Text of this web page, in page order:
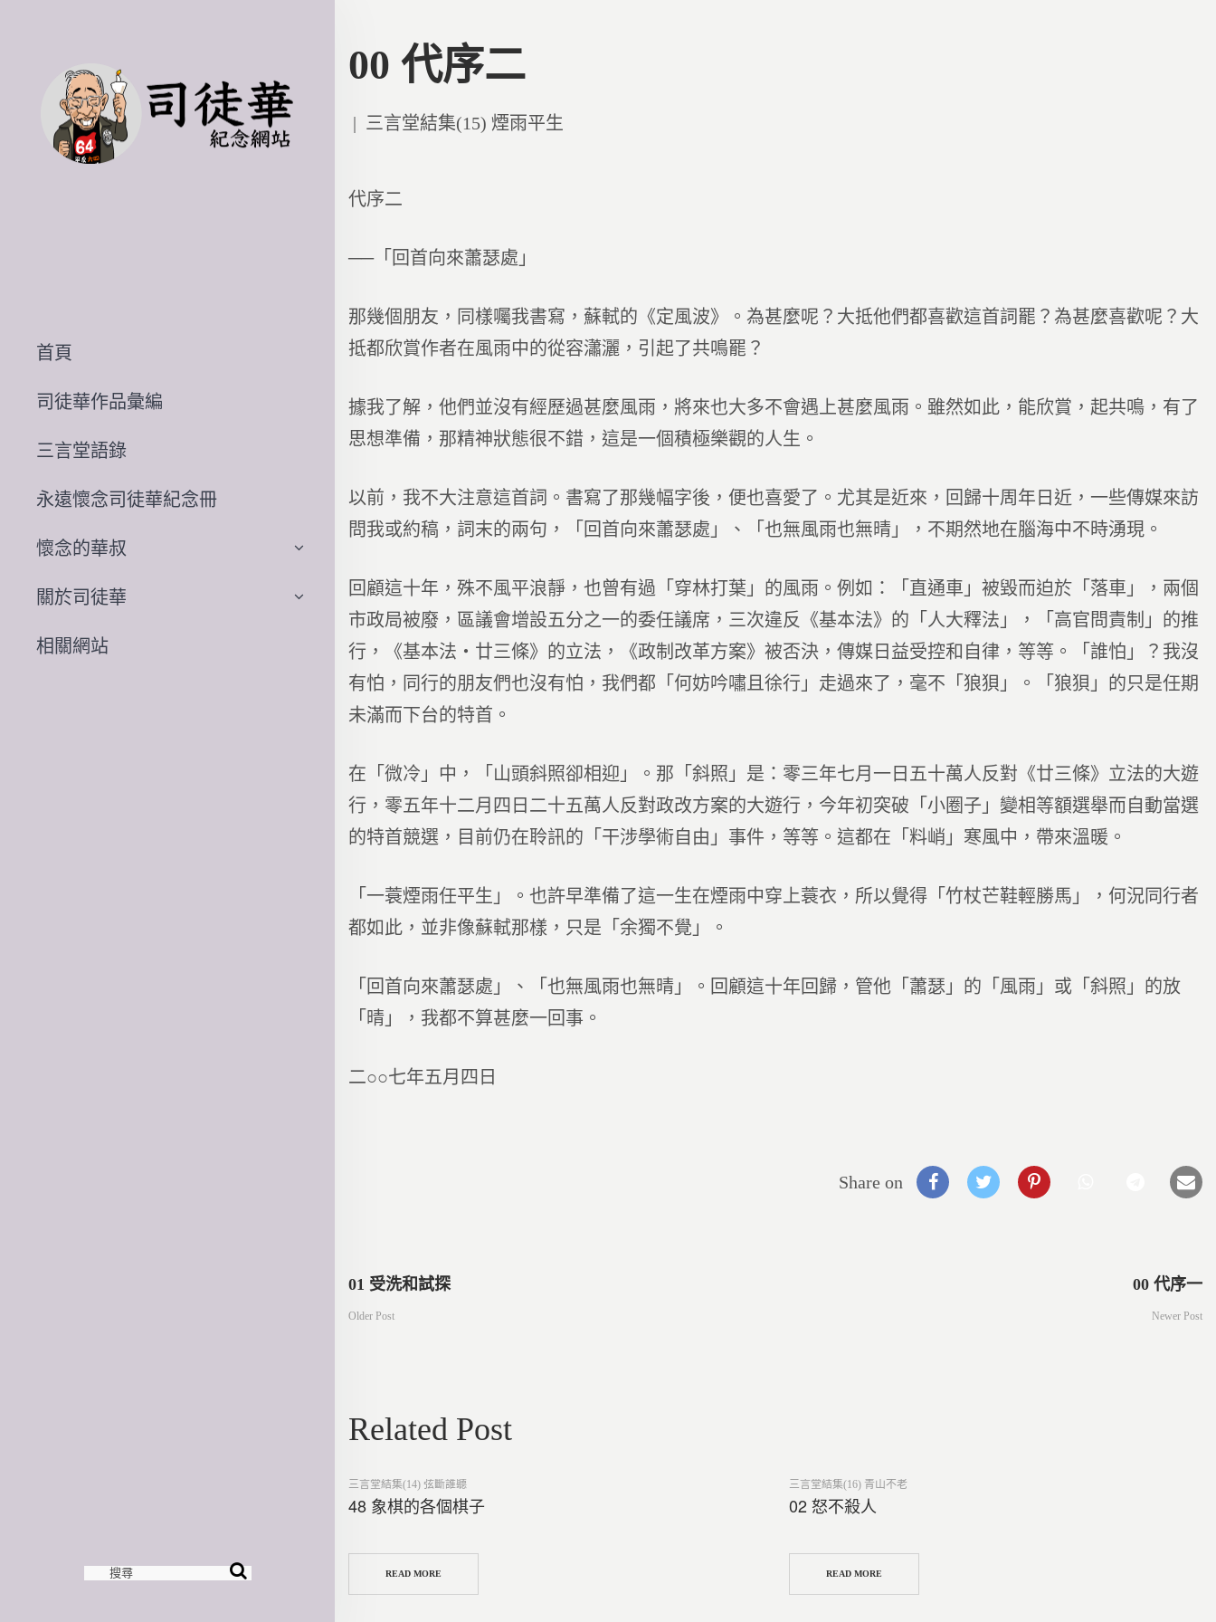
首頁
司徒華作品彙編
三言堂語錄
永遠懷念司徒華紀念冊
懷念的華叔
關於司徒華
相關網站
00 代序二
Posted
三言堂結集(15) 煙雨平生
代序二
──「回首向來蕭瑟處」
那幾個朋友，同樣囑我書寫，蘇軾的《定風波》。為甚麼呢？大抵他們都喜歡這首詞罷？為甚麼喜歡呢？大
抵都欣賞作者在風雨中的從容瀟灑，引起了共鳴罷？
據我了解，他們並沒有經歷過甚麼風雨，將來也大多不會遇上甚麼風雨。雖然如此，能欣賞，起共鳴，有了
思想準備，那精神狀態很不錯，這是一個積極樂觀的人生。
以前，我不大注意這首詞。書寫了那幾幅字後，便也喜愛了。尤其是近來，回歸十周年日近，一些傳媒來訪
問我或約稿，詞末的兩句，「回首向來蕭瑟處」、「也無風雨也無晴」，不期然地在腦海中不時湧現。
回顧這十年，殊不風平浪靜，也曾有過「穿林打葉」的風雨。例如：「直通車」被毀而迫於「落車」，兩個
市政局被廢，區議會增設五分之一的委任議席，三次違反《基本法》的「人大釋法」，「高官問責制」的推
行，《基本法‧廿三條》的立法，《政制改革方案》被否決，傳媒日益受控和自律，等等。「誰怕」？我沒
有怕，同行的朋友們也沒有怕，我們都「何妨吟嘯且徐行」走過來了，毫不「狼狽」。「狼狽」的只是任期
未滿而下台的特首。
在「微冷」中，「山頭斜照卻相迎」。那「斜照」是：零三年七月一日五十萬人反對《廿三條》立法的大遊
行，零五年十二月四日二十五萬人反對政改方案的大遊行，今年初突破「小圈子」變相等額選舉而自動當選
的特首競選，目前仍在聆訊的「干涉學術自由」事件，等等。這都在「料峭」寒風中，帶來溫暖。
「一蓑煙雨任平生」。也許早準備了這一生在煙雨中穿上蓑衣，所以覺得「竹杖芒鞋輕勝馬」，何況同行者
都如此，並非像蘇軾那樣，只是「余獨不覺」。
「回首向來蕭瑟處」、「也無風雨也無晴」。回顧這十年回歸，管他「蕭瑟」的「風雨」或「斜照」的放
「晴」，我都不算甚麼一回事。
二○○七年五月四日
Share on
文
導
覽
01 受洗和試探
Older Post
00 代序一
Newer Post
Related Post
Posted
三言堂結集(14) 弦斷誰聽
48 象棋的各個棋子
READ MORE
Posted
三言堂結集(16) 青山不老
02 怒不殺人
READ MORE